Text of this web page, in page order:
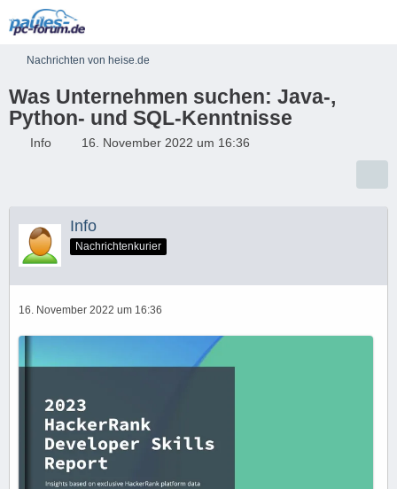
Nachrichten von heise.de
Was Unternehmen suchen: Java-,
Python- und SQL-Kenntnisse
Info 16. November 2022 um 16:36
Info
Nachrichtenkurier
16. November 2022 um 16:36